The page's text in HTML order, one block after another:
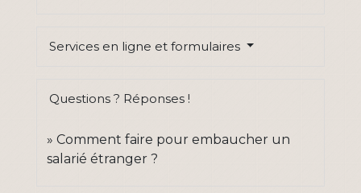
Services en ligne et formulaires
Questions ? Réponses !
Comment faire pour embaucher un
salarié étranger ?